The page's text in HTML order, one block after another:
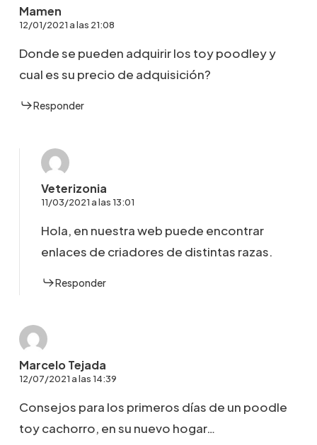
Mamen
12/01/2021 a las 21:08
Donde se pueden adquirir los toy poodley y
cual es su precio de adquisición?
Responder
Veterizonia
11/03/2021 a las 13:01
Hola, en nuestra web puede encontrar
enlaces de criadores de distintas razas.
Responder
Marcelo Tejada
12/07/2021 a las 14:39
Consejos para los primeros días de un poodle
toy cachorro, en su nuevo hogar…